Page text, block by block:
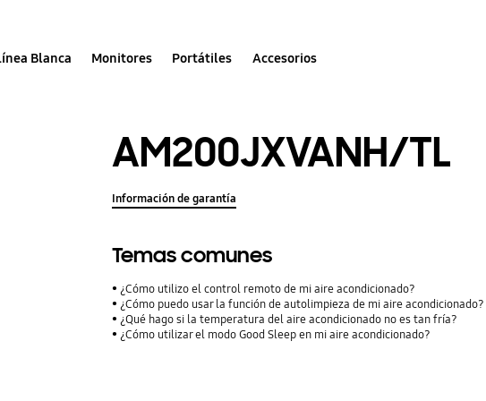
Blanca Monitores Portátiles Accesorios
AM200JXVANH/TL
Información de garantía
Temas comunes
¿Cómo utilizo el control remoto de mi aire acondicionado?
¿Cómo puedo usar la función de autolimpieza de mi aire acondicionado?
¿Qué hago si la temperatura del aire acondicionado no es tan fría?
¿Cómo utilizar el modo Good Sleep en mi aire acondicionado?